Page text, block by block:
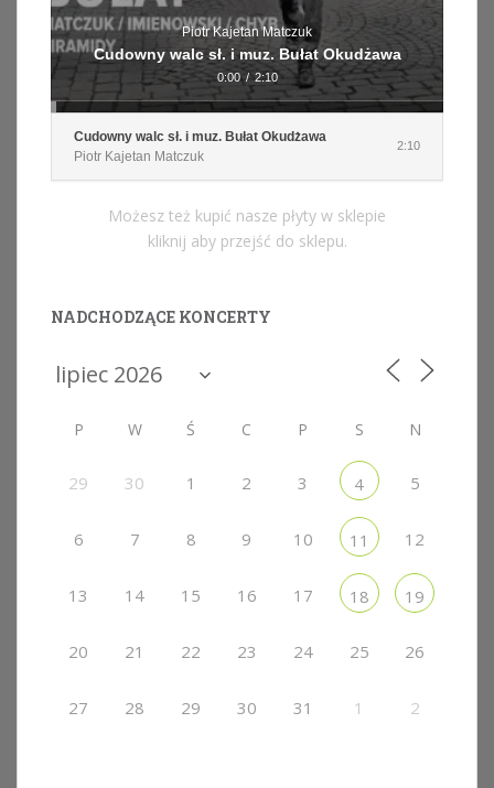
Piotr Kajetan Matczuk
Cudowny walc sł. i muz. Bułat Okudżawa
0:00 / 2:10
Cudowny walc sł. i muz. Bułat Okudżawa
Piotr Kajetan Matczuk
2:10
Możesz też kupić nasze płyty w sklepie
kliknij aby przejść do sklepu.
NADCHODZĄCE KONCERTY
P W Ś C P S N
29 30 1 2 3 4 5
6 7 8 9 10 11 12
13 14 15 16 17 18 19
20 21 22 23 24 25 26
27 28 29 30 31 1 2